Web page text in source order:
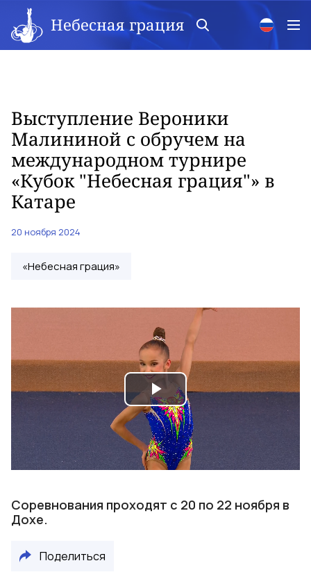
Небесная грация
Выступление Вероники
Малининой с обручем на
международном турнире
«Кубок "Небесная грация"» в
Катаре
20 ноября 2024
«Небесная грация»
Play
Video
Соревнования проходят с 20 по 22 ноября в
Дохе.
Поделиться